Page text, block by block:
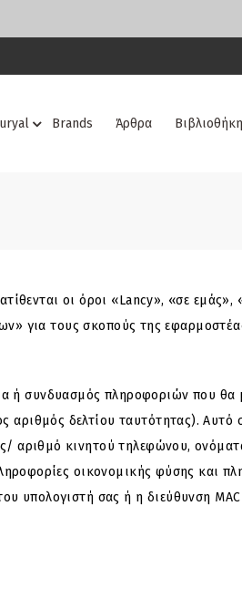
Brands Άρθρα Βιβλιοθήκη
οι όροι «Lancy», «σε
για τους σκοπούς της
ή συνδυασμός πληροφοριών που θα
δελτίου ταυτότητας). Αυτό
αριθμό κινητού τηλεφώνου,
οικονομικής φύσης και
υπολογιστή σας ή η διεύθυνση